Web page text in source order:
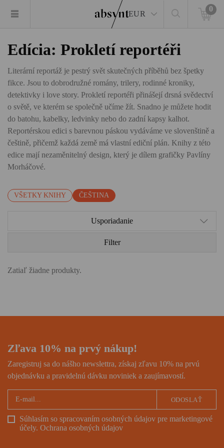
EUR
0
Edícia: Prokletí reportéři
Literární reportáž je pestrý svět skutečných příběhů bez špetky
fikce. Jsou to dobrodružné romány, trilery, rodinné kroniky,
detektivky i love story. Prokletí reportéři přinášejí drsná svědectví
o světě, ve kterém se společně učíme žít. Snadno je můžete hodit
do batohu, kabelky, ledvinky nebo do zadní kapsy kalhot.
Reportérskou edici s barevnou páskou vydáváme ve slovenštině a
češtině, přičemž každá země má vlastní ediční plán. Knihy z této
edice mají nezaměnitelný design, který je dílem grafičky Pavlíny
Morháčové.
VŠETKY KNIHY ČEŠTINA
Usporiadanie
Filter
Zatiaľ žiadne produkty.
Zľava 10% na prvý nákup!
Zaregistruj sa do nášho newslettra, získaj zľavu 10% na prvú
objednávku a pravidelnú dávku noviniek a zaujímavostí.
Súhlasím so spracovaním osobných údajov pre marketingové
účely. Ochrana osobných údajov
ODOSLAŤ